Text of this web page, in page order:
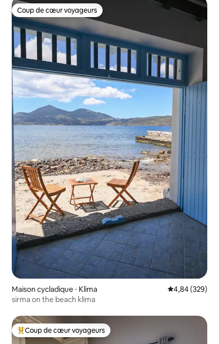
Coup de cœur voyageurs
Coup de cœur voyageurs
Maison cycladique ⋅ Klima Évaluation
4,84 (329)
sirma on the beach klima
Coups de cœur voyageurs les plus appréciés
Coup de cœur voyageurs